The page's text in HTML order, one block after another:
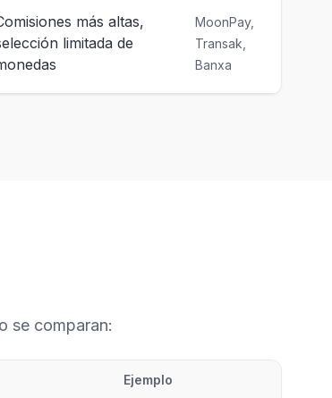
más altas,
limitada de
MoonPay,
Transak,
Banxa
se comparan:
Ejemplo